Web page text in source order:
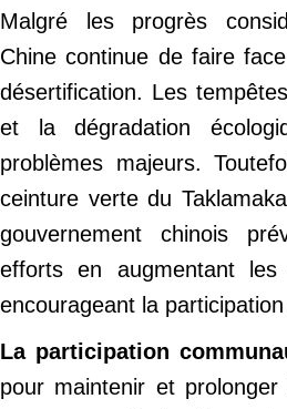
Malgré les progrès
Chine continue de faire
désertification. Les
et la dégradation
problèmes majeurs.
ceinture verte du
gouvernement chinois
efforts en augmentant
encourageant la
La participation
pour maintenir et